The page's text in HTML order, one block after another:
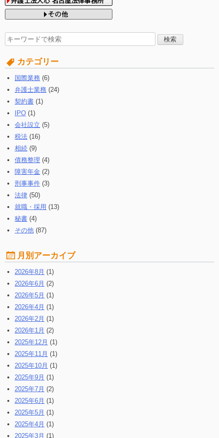
検
索
す
る:
カテゴリー
国際業務 (6)
弁護士業務 (24)
契約書 (1)
IPO (1)
会社設立 (5)
税法 (16)
相続 (9)
債務整理 (4)
障害年金 (2)
刑事事件 (3)
法律 (50)
就職・採用 (13)
秘書 (4)
その他 (87)
月別アーカイブ
2026年8月 (1)
2026年6月 (2)
2026年5月 (1)
2026年4月 (1)
2026年2月 (1)
2026年1月 (2)
2025年12月 (1)
2025年11月 (1)
2025年10月 (1)
2025年9月 (1)
2025年7月 (2)
2025年6月 (1)
2025年5月 (1)
2025年4月 (1)
2025年3月 (1)